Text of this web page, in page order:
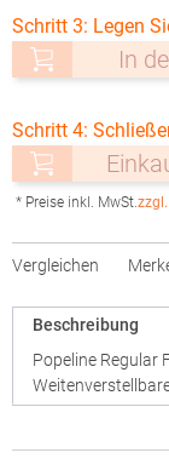
Schritt 3: Legen
In
Schritt 4:
* Preise inkl. MwSt.
Vergleichen
Beschreibung
Popeline Regular